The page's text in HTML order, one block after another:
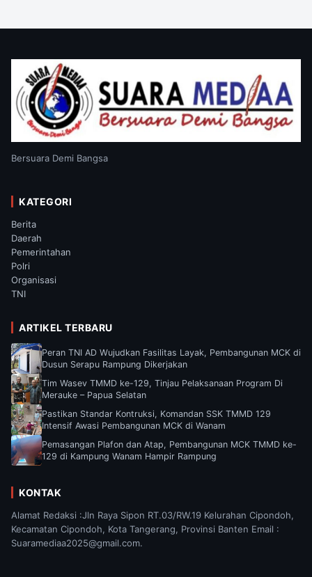
Bersuara Demi Bangsa
KATEGORI
Berita
Daerah
Pemerintahan
Polri
Organisasi
TNI
ARTIKEL TERBARU
Peran TNI AD Wujudkan Fasilitas Layak, Pembangunan MCK di
Dusun Serapu Rampung Dikerjakan
Tim Wasev TMMD ke-129, Tinjau Pelaksanaan Program Di
Merauke – Papua Selatan
Pastikan Standar Kontruksi, Komandan SSK TMMD 129
Intensif Awasi Pembangunan MCK di Wanam
Pemasangan Plafon dan Atap, Pembangunan MCK TMMD ke-
129 di Kampung Wanam Hampir Rampung
KONTAK
Alamat Redaksi :Jln Raya Sipon RT.03/RW.19 Kelurahan Cipondoh,
Kecamatan Cipondoh, Kota Tangerang, Provinsi Banten Email :
Suaramediaa2025@gmail.com.